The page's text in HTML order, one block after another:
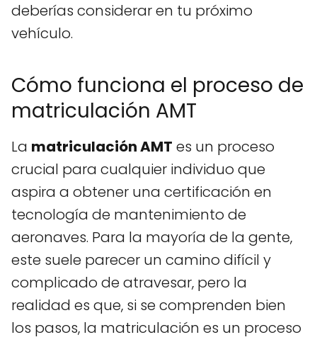
deberías considerar en tu próximo
vehículo.
Cómo funciona el proceso de
matriculación AMT
La matriculación AMT es un proceso
crucial para cualquier individuo que
aspira a obtener una certificación en
tecnología de mantenimiento de
aeronaves. Para la mayoría de la gente,
este suele parecer un camino difícil y
complicado de atravesar, pero la
realidad es que, si se comprenden bien
los pasos, la matriculación es un proceso